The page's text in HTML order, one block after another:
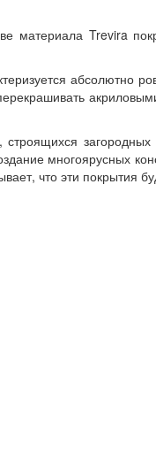
материала Trevira
абсолютно
многоярусных
что эти покрытия